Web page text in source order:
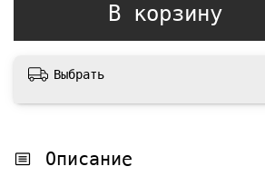
В корзину
Выбрать
Описание